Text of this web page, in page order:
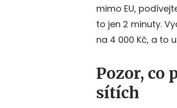
mimo EU,
to jen 2 minuty.
na 4 000 Kč, a to
Pozor, co
sítích